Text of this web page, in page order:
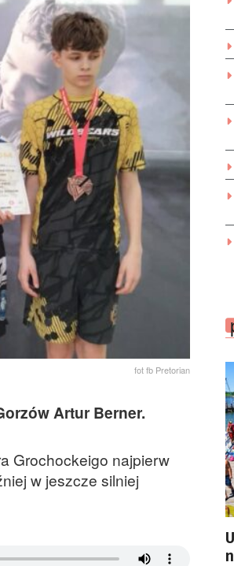
fot fb Pretorian
Artur Berner.
Grochockeigo najpierw
w jeszcze silniej